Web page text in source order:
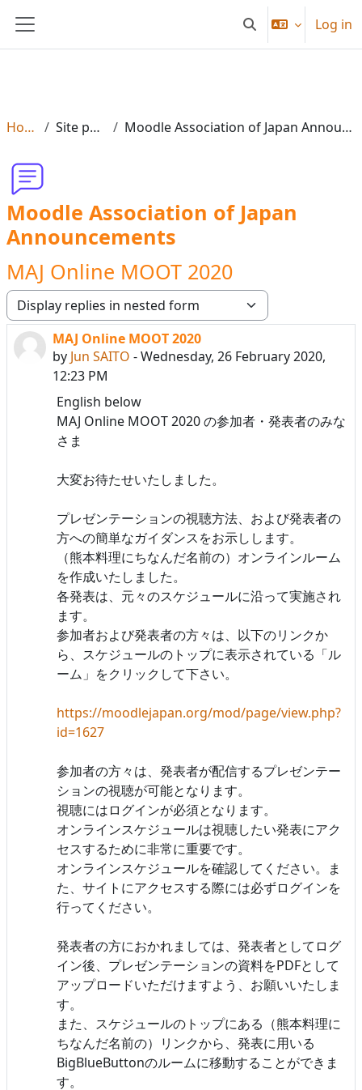
Side panel Toggle search input
Log in
Home Site pages Moodle Association of Japan Announcements
Moodle Association of Japan
Announcements
MAJ Online MOOT 2020
Display mode
MAJ Online MOOT 2020
by Jun SAITO -Wednesday, 26 February 2020,
12:23 PM
Number of replies: 0
English below
MAJ Online MOOT 2020 の参加者・発表者のみな
さま
大変お待たせいたしました。
プレゼンテーションの視聴方法、および発表者の
方への簡単なガイダンスをお示しします。
（熊本料理にちなんだ名前の）オンラインルーム
を作成いたしました。
各発表は、元々のスケジュールに沿って実施され
ます。
参加者および発表者の方々は、以下のリンクか
ら、スケジュールのトップに表示されている「ル
ーム」をクリックして下さい。
https://moodlejapan.org/mod/page/view.php?
id=1627
参加者の方々は、発表者が配信するプレゼンテー
ションの視聴が可能となります。
視聴にはログインが必須となります。
オンラインスケジュールは視聴したい発表にアク
セスするために非常に重要です。
オンラインスケジュールを確認してください。ま
た、サイトにアクセスする際には必ずログインを
行ってください。
発表者の方におかれましては、発表者としてログ
イン後、プレゼンテーションの資料をPDFとして
アップロードいただけますよう、お願いいたしま
す。
また、スケジュールのトップにある（熊本料理に
ちなんだ名前の）リンクから、発表に用いる
BigBlueButtonのルームに移動することができま
す。